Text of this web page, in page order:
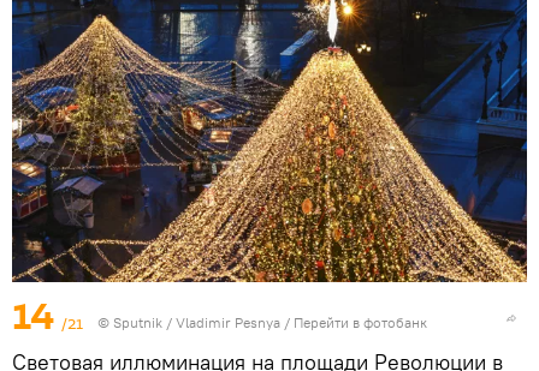
14 /21 © Sputnik / Vladimir Pesnya / Перейти в фотобанк
Световая иллюминация на площади Революции в